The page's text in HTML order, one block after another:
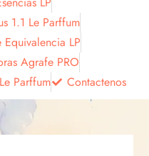
1.1 Le Parffum
Equivalencia LP
Agrafe PRO
Parffum
Contactenos